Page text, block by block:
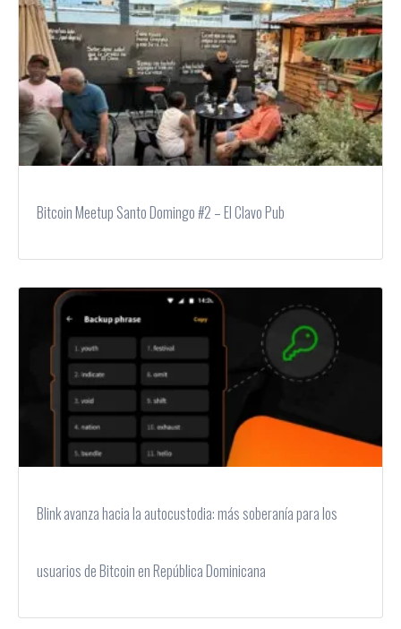
Bitcoin Meetup Santo Domingo #2 – El Clavo Pub
Blink avanza hacia la autocustodia: más soberanía para los
usuarios de Bitcoin en República Dominicana